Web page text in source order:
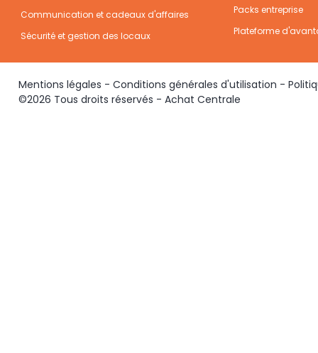
Communication et cadeaux d'affaires
Sécurité et gestion des locaux
Packs entreprise
Plateforme
Mentions légales - Conditions générales d'utilisation -
©2026 Tous droits réservés - Achat Centrale